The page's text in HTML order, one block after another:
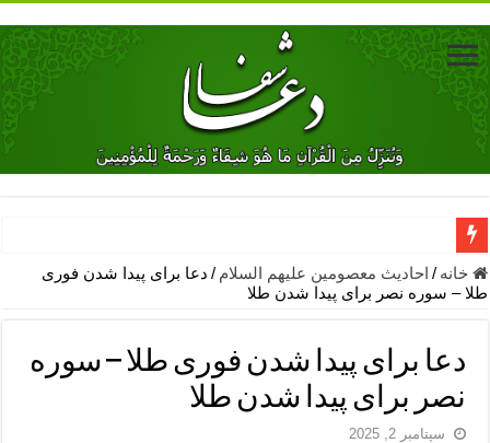
دعای جلب محبت فوری معشوق – دعای جلب محبت شوهر
دعای مشکل گشا برای رفع فقر – ذکرهای روزی‌ بخش
معجزات دعای یا من اظهر الجمیل – دعای یا من اظهر الجمیل برای
مهم ترین اذکار الهی و فضیلت آن ها – ذکر مخصوص مستجاب الدعوه
دعا برای ترس بچه ها در خواب – دعای ترس و بی خوابی کودکان
خانه / احادیث معصومین علیهم السلام / دعا برای پیدا شدن فوری
طلا – سوره نصر برای پیدا شدن طلا
دعا برای پیدا شدن فوری طلا – سوره
نصر برای پیدا شدن طلا
سپتامبر 2, 2025